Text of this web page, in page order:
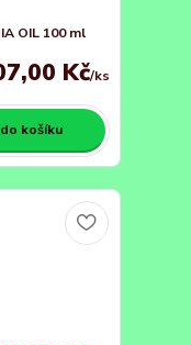
OIL 100 ml
Kč/ks
košíku